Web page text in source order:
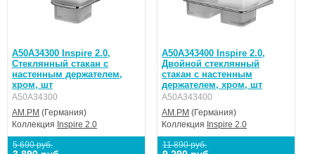
A50A34300 Inspire 2.0,
Стеклянный стакан с
настенным держателем,
хром, шт
A50A34300
AM.PM (Германия)
Коллекция Inspire 2.0
5 690 руб.
A50A343400 Inspire 2.0,
Двойной стеклянный
стакан с настенным
держателем, хром, шт
A50A343400
AM.PM (Германия)
Коллекция Inspire 2.0
11 890 руб.